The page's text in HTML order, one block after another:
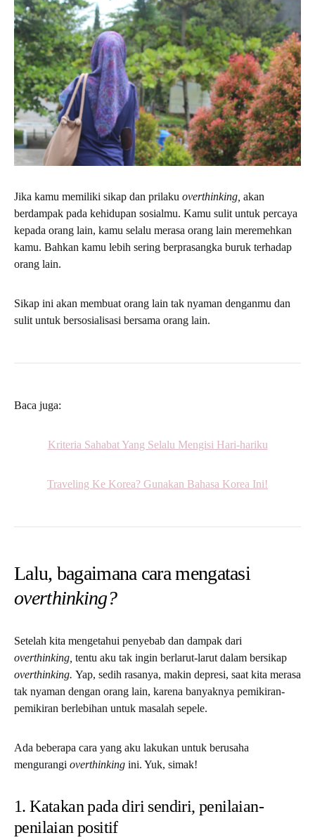
Jika kamu memiliki sikap dan prilaku overthinking, akan
berdampak pada kehidupan sosialmu. Kamu sulit untuk percaya
kepada orang lain, kamu selalu merasa orang lain meremehkan
kamu. Bahkan kamu lebih sering berprasangka buruk terhadap
orang lain.
Sikap ini akan membuat orang lain tak nyaman denganmu dan
sulit untuk bersosialisasi bersama orang lain.
Baca juga:
Kriteria Sahabat Yang Selalu Mengisi Hari-hariku
Traveling Ke Korea? Gunakan Bahasa Korea Ini!
Lalu, bagaimana cara mengatasi
overthinking?
Setelah kita mengetahui penyebab dan dampak dari
overthinking, tentu aku tak ingin berlarut-larut dalam bersikap
overthinking. Yap, sedih rasanya, makin depresi, saat kita merasa
tak nyaman dengan orang lain, karena banyaknya pemikiran-
pemikiran berlebihan untuk masalah sepele.
Ada beberapa cara yang aku lakukan untuk berusaha
mengurangi overthinking ini. Yuk, simak!
1. Katakan pada diri sendiri, penilaian-
penilaian positif